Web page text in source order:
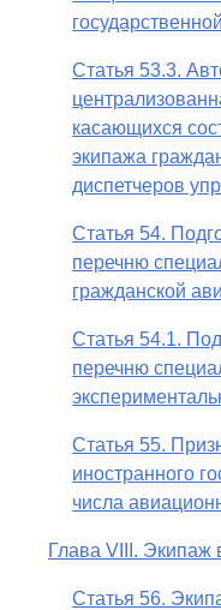
Статья 53.3.
касающихся
экипажа
диспетчеров
Статья 54.
перечню
гражданской
Статья 54.1.
перечню
Статья 55.
иностранного
числа
Глава VIII. Экипаж
Статья 56.